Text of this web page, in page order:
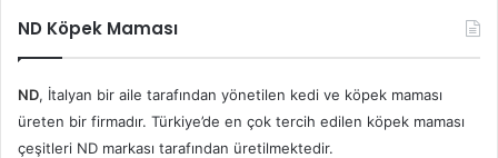
ND Köpek Maması
ND, İtalyan bir aile tarafından yönetilen kedi ve köpek maması
üreten bir firmadır. Türkiye’de en çok tercih edilen köpek maması
çeşitleri ND markası tarafından üretilmektedir.